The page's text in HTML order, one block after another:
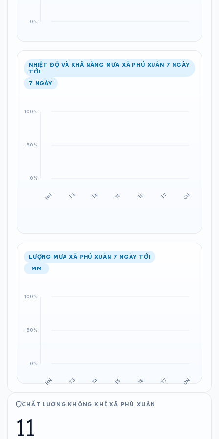
NHIỆT ĐỘ VÀ KHẢ NĂNG MƯA XÃ PHÚ XUÂN 7 NGÀY
TỚI
7 NGÀY
LƯỢNG MƯA XÃ PHÚ XUÂN 7 NGÀY TỚI
MM
CHẤT LƯỢNG KHÔNG KHÍ XÃ PHÚ XUÂN
11